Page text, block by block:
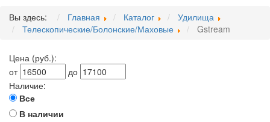
Вы здесь: Главная Каталог
Удилища
Телескопические/Болонские/Маховые
Gstream
Цена (руб.):
от
до
Наличие:
Все
В наличии